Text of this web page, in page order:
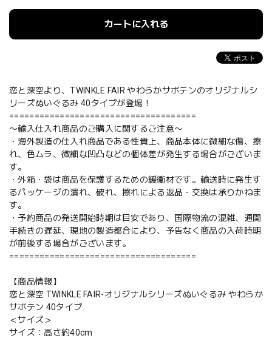
カートに入れる
恋と深空より、TWINKLE FAIR やわらかサボテンのオリジナルシ
リーズぬいぐるみ 40タイプが登場！
=====================================
〜輸入仕入れ商品のご購入に関するご注意〜
・海外製造の仕入れ商品である性質上、商品本体に微細な傷、擦
れ、色ムラ、微細な凹凸などの個体差が発生する場合がございま
す。
・外箱・袋は商品を保護するための緩衝材です。輸送時に発生す
るパッケージの潰れ、破れ、擦れによる返品・交換は承りかねま
す。
・予約商品の発送開始時期は目安であり、国際物流の混雑、通関
手続きの遅延、現地の製造都合により、予告なく商品の入荷時期
が前後する場合がございます。
=====================================
【商品情報】
恋と深空 TWINKLE FAIR-オリジナルシリーズぬいぐるみ やわらか
サボテン 40タイプ
＜サイズ＞
サイズ：高さ約40cm